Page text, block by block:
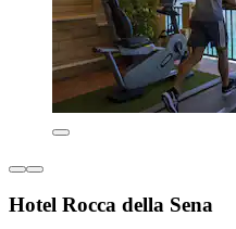
Hotel Rocca della Sena